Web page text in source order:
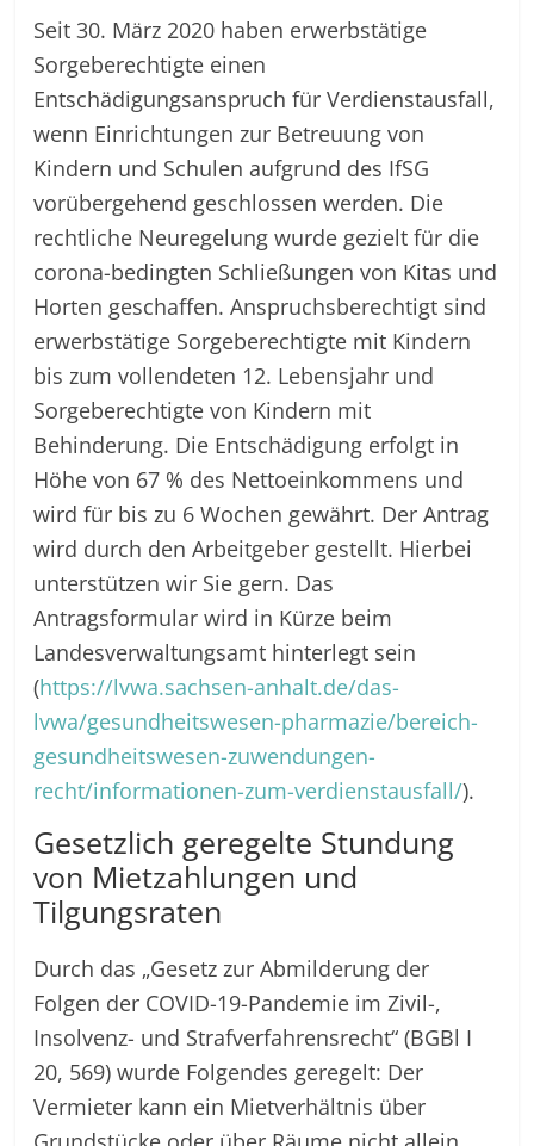
Seit 30. März 2020 haben erwerbstätige
Sorgeberechtigte einen
Entschädigungsanspruch für Verdienstausfall,
wenn Einrichtungen zur Betreuung von
Kindern und Schulen aufgrund des IfSG
vorübergehend geschlossen werden. Die
rechtliche Neuregelung wurde gezielt für die
corona-bedingten Schließungen von Kitas und
Horten geschaffen. Anspruchsberechtigt sind
erwerbstätige Sorgeberechtigte mit Kindern
bis zum vollendeten 12. Lebensjahr und
Sorgeberechtigte von Kindern mit
Behinderung. Die Entschädigung erfolgt in
Höhe von 67 % des Nettoeinkommens und
wird für bis zu 6 Wochen gewährt. Der Antrag
wird durch den Arbeitgeber gestellt. Hierbei
unterstützen wir Sie gern. Das
Antragsformular wird in Kürze beim
Landesverwaltungsamt hinterlegt sein
(https://lvwa.sachsen-anhalt.de/das-
lvwa/gesundheitswesen-pharmazie/bereich-
gesundheitswesen-zuwendungen-
recht/informationen-zum-verdienstausfall/).
Gesetzlich geregelte Stundung
von Mietzahlungen und
Tilgungsraten
Durch das „Gesetz zur Abmilderung der
Folgen der COVID-19-Pandemie im Zivil-,
Insolvenz- und Strafverfahrensrecht“ (BGBl I
20, 569) wurde Folgendes geregelt: Der
Vermieter kann ein Mietverhältnis über